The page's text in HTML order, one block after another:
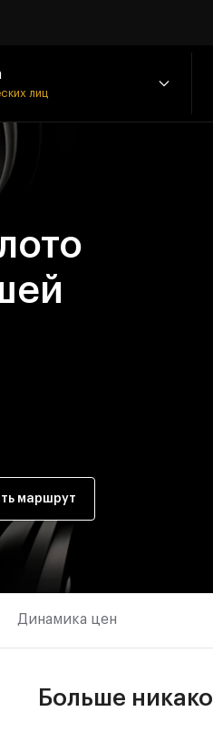
лиц
маршрут
Динамика цен
Больше